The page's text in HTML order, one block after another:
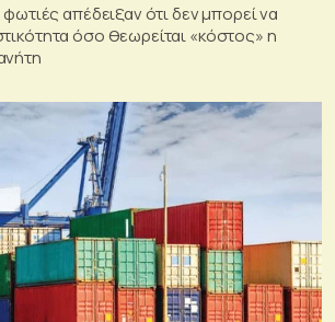
απέδειξαν ότι δεν μπορεί να
όσο θεωρείται «κόστος» η